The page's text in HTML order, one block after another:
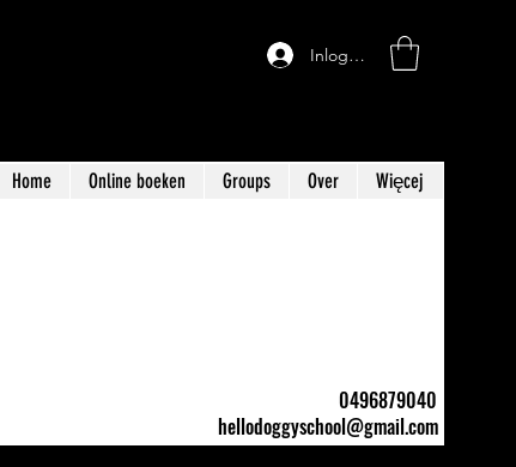
Inloggen
Home Online boeken Groups Over Więcej
hellodoggyschool@gmail.com
0496879040